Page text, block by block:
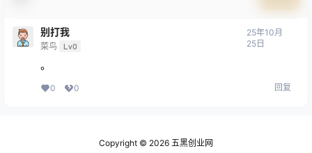
别打我
菜鸟 Lv0
25年10月
25日
。
0 0 回复
Copyright © 2026 五黑创业网